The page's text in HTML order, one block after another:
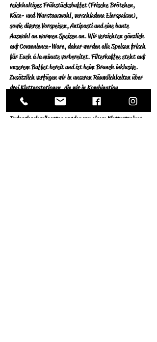
reichhaltiges Frühstücksbuffet (Frische Brötchen,
Käse- und Wurstauswahl, verschiedene Eierspeisen),
sowie diverse Vorspeisen, Antipasti und eine bunte
Auswahl an warmen Speisen an.  Wir verzichten gänzlich
auf Convenience-Ware, daher werden alle Speisen frisch
für Euch á la minute vorbereitet.  Filterkaffee steht auf
unserem Buffet bereit und ist beim Brunch inklusive.
Zusätzlich verfügen wir in unseren Räumlichkeiten über
drei Kletterstationen, die wir in Kombination
ausschließlich sonntags für Privatpersonen öffnen. Die
Stationen an der Kletterwand und im
Indoorhochseilgarten werden von einem Klettertrainer